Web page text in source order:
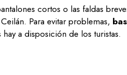
cortos o las faldas
Para evitar problemas,
a disposición de los turistas.